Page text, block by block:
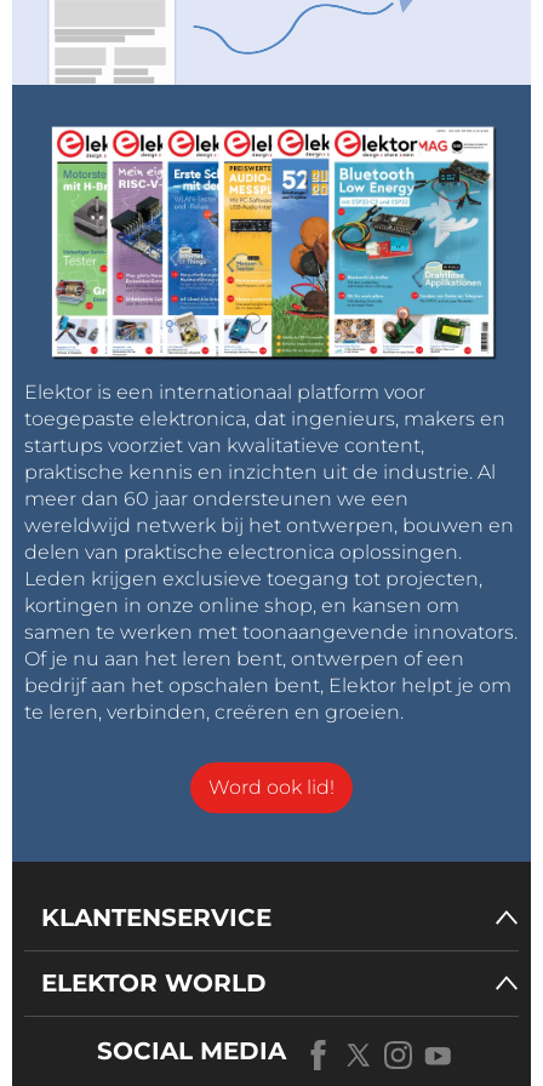
Elektor is een internationaal platform voor
toegepaste elektronica, dat ingenieurs, makers en
startups voorziet van kwalitatieve content,
praktische kennis en inzichten uit de industrie. Al
meer dan 60 jaar ondersteunen we een
wereldwijd netwerk bij het ontwerpen, bouwen en
delen van praktische electronica oplossingen.
Leden krijgen exclusieve toegang tot projecten,
kortingen in onze online shop, en kansen om
samen te werken met toonaangevende innovators.
Of je nu aan het leren bent, ontwerpen of een
bedrijf aan het opschalen bent, Elektor helpt je om
te leren, verbinden, creëren en groeien.
Word ook lid!
KLANTENSERVICE
ELEKTOR WORLD
SOCIAL MEDIA